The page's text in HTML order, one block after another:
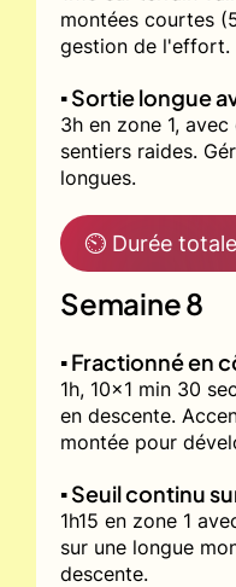
montées courtes
gestion de l'effort.
▪️ Sortie longue
3h en zone 1,
sentiers raides.
longues.
⏲ Durée
Semaine 8
▪️ Fractionné en
1h, 10x1 min 30
en descente.
montée pour
▪️ Seuil continu
1h15 en zone 1
sur une longue
descente.